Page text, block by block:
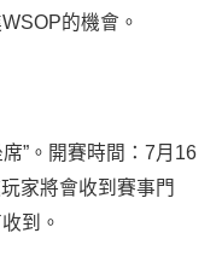
的機會。
”。開賽時間：7月16
家將會收到賽事門
到。